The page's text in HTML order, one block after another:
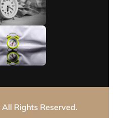
All Rights Reserved.